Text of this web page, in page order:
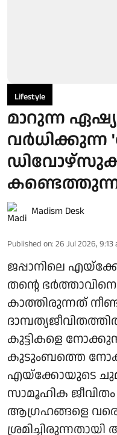
Lifestyle
മാറുന്ന
വർധിക്കുന്ന
Madism Desk
Published on: 26 Jul 2026, 9:13
ജപ്പാനിലെ
തന്റെ
കാത്തിരുന്നത്
കുട്ടികളെ
കുടുംബത്തെ
എയ്ക്കോയുടെ
സാമൂഹിക
ആഗ്രഹങ്ങളെ വരെ